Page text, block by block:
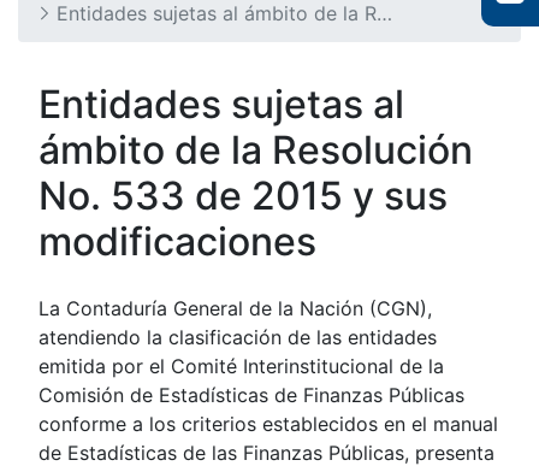
Entidades sujetas al ámbito de la Resolución No. 533/2015 y sus modificaciones
Entidades sujetas al
ámbito de la Resolución
No. 533 de 2015 y sus
modificaciones
La Contaduría General de la Nación (CGN),
atendiendo la clasificación de las entidades
emitida por el Comité Interinstitucional de la
Comisión de Estadísticas de Finanzas Públicas
conforme a los criterios establecidos en el manual
de Estadísticas de las Finanzas Públicas, presenta